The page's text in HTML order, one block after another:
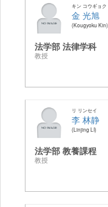
キン コウギョク
金 光旭
Kougyoku Kin
法学部 法律学科
教授
リ リンセイ
李 林静
Linjing LI
法学部 教養課程
教授